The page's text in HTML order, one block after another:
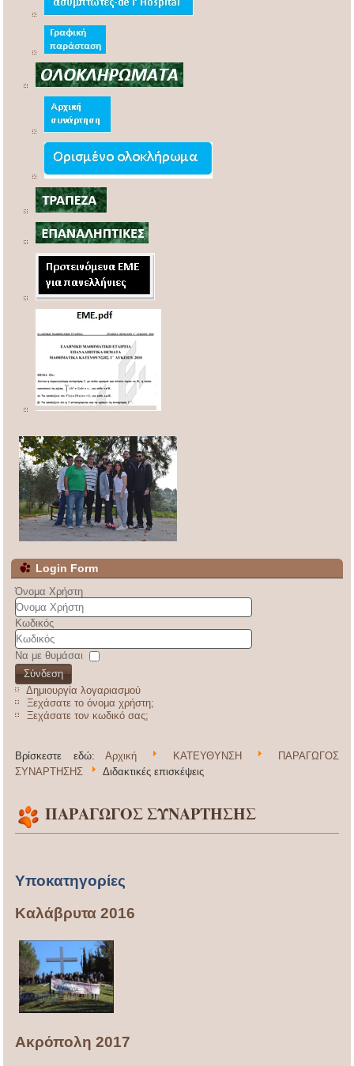
Login Form
Όνομα Χρήστη
Κωδικός
Να με θυμάσαι
Σύνδεση
Δημιουργία λογαριασμού
Ξεχάσατε το όνομα χρήστη;
Ξεχάσατε τον κωδικό σας;
Βρίσκεστε εδώ:Αρχική ΚΑΤΕΥΘΥΝΣΗ
ΠΑΡΑΓΩΓΟΣ
ΣΥΝΑΡΤΗΣΗΣ
Διδακτικές επισκέψεις
ΠΑΡΑΓΩΓΟΣ ΣΥΝΑΡΤΗΣΗΣ
Υποκατηγορίες
Καλάβρυτα 2016
Ακρόπολη 2017